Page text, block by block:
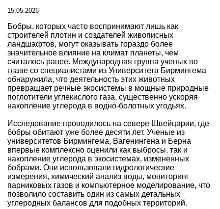
15.05.2026
Бобры, которых часто воспринимают лишь как
строителей плотин и создателей живописных
ландшафтов, могут оказывать гораздо более
значительное влияние на климат планеты, чем
считалось ранее. Международная группа ученых во
главе со специалистами из Университета Бирмингема
обнаружила, что деятельность этих животных
превращает речные экосистемы в мощные природные
поглотители углекислого газа, существенно ускоряя
накопление углерода в водно-болотных угодьях.
Исследование проводилось на севере Швейцарии, где
бобры обитают уже более десяти лет. Ученые из
университетов Бирмингема, Вагенингена и Берна
впервые комплексно оценили как выбросы, так и
накопление углерода в экосистемах, измененных
бобрами. Они использовали гидрологические
измерения, химический анализ воды, мониторинг
парниковых газов и компьютерное моделирование, что
позволило составить один из самых детальных
углеродных балансов для подобных территорий.